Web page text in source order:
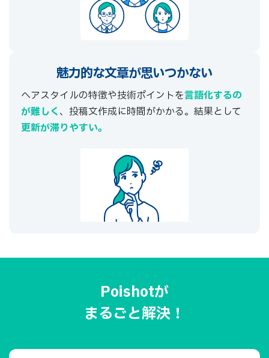
魅力的な文章が思いつかない
ヘアスタイルの特徴や技術ポイントを言語化するの
が難しく、投稿文作成に時間がかかる。結果として
更新が滞りやすい。
Poishotが
まるごと解決！